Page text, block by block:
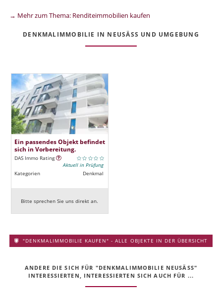
→ Mehr zum Thema: Renditeimmobilien kaufen
DENKMALIMMOBILIE IN NEUSÄSS UND UMGEBUNG
Ein passendes Objekt befindet
sich in Vorbereitung.
DAS Immo Rating
Aktuell in Prüfung
Kategorien
Denkmal
Bitte sprechen Sie uns direkt an.
"DENKMALIMMOBILIE KAUFEN" - ALLE OBJEKTE IN DER ÜBERSICHT
ANDERE DIE SICH FÜR "DENKMALIMMOBILIE NEUSÄSS" I
NTERESSIERTEN, INTERESSIERTEN SICH AUCH FÜR ...